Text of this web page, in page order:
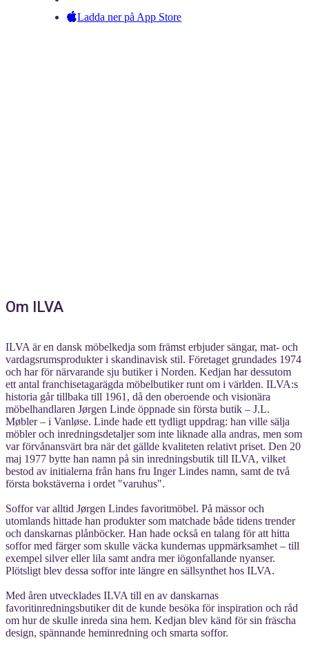
Ladda ner på App Store
Om ILVA
ILVA är en dansk möbelkedja som främst erbjuder sängar, mat- och
vardagsrumsprodukter i skandinavisk stil. Företaget grundades 1974
och har för närvarande sju butiker i Norden. Kedjan har dessutom
ett antal franchisetagarägda möbelbutiker runt om i världen. ILVA:s
historia går tillbaka till 1961, då den oberoende och visionära
möbelhandlaren Jørgen Linde öppnade sin första butik – J.L.
Møbler – i Vanløse. Linde hade ett tydligt uppdrag: han ville sälja
möbler och inredningsdetaljer som inte liknade alla andras, men som
var förvånansvärt bra när det gällde kvaliteten relativt priset. Den 20
maj 1977 bytte han namn på sin inredningsbutik till ILVA, vilket
bestod av initialerna från hans fru Inger Lindes namn, samt de två
första bokstäverna i ordet "varuhus".
Soffor var alltid Jørgen Lindes favoritmöbel. På mässor och
utomlands hittade han produkter som matchade både tidens trender
och danskarnas plånböcker. Han hade också en talang för att hitta
soffor med färger som skulle väcka kundernas uppmärksamhet – till
exempel silver eller lila samt andra mer iögonfallande nyanser.
Plötsligt blev dessa soffor inte längre en sällsynthet hos ILVA.
Med åren utvecklades ILVA till en av danskarnas
favoritinredningsbutiker dit de kunde besöka för inspiration och råd
om hur de skulle inreda sina hem. Kedjan blev känd för sin fräscha
design, spännande heminredning och smarta soffor.